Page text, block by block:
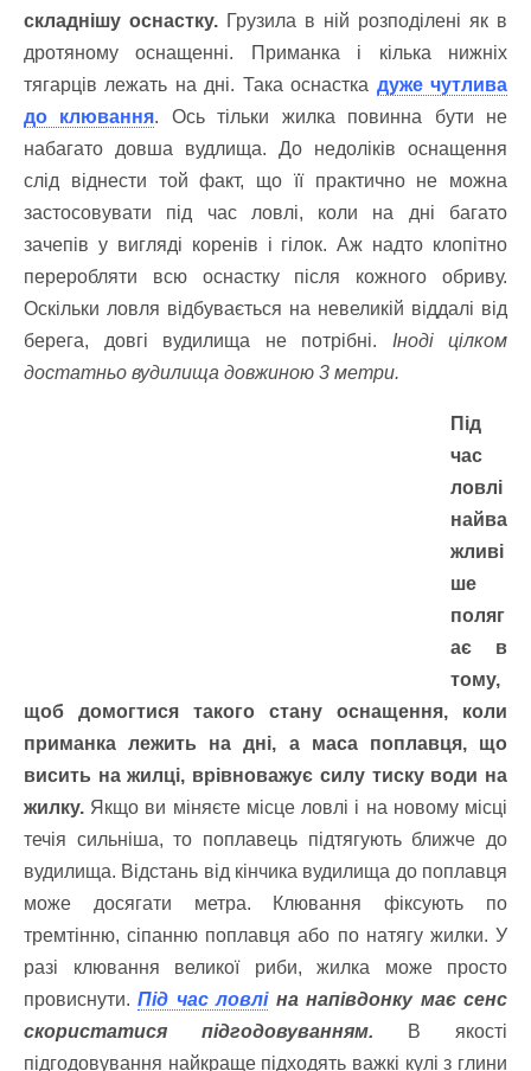
складнішу оснастку. Грузила в ній розподілені як в
дротяному оснащенні. Приманка і кілька нижніх
тягарців лежать на дні. Така оснастка дуже чутлива
до клювання. Ось тільки жилка повинна бути не
набагато довша вудлища. До недоліків оснащення
слід віднести той факт, що її практично не можна
застосовувати під час ловлі, коли на дні багато
зачепів у вигляді коренів і гілок. Аж надто клопітно
переробляти всю оснастку після кожного обриву.
Оскільки ловля відбувається на невеликій віддалі від
берега, довгі вудилища не потрібні. Іноді цілком
достатньо вудилища довжиною 3 метри.
Під
час
ловлі
найва
жливі
ше
поляг
ає в
тому,
щоб домогтися такого стану оснащення, коли
приманка лежить на дні, а маса поплавця, що
висить на жилці, врівноважує силу тиску води на
жилку. Якщо ви міняєте місце ловлі і на новому місці
течія сильніша, то поплавець підтягують ближче до
вудилища. Відстань від кінчика вудилища до поплавця
може досягати метра. Клювання фіксують по
тремтінню, сіпанню поплавця або по натягу жилки. У
разі клювання великої риби, жилка може просто
провиснути.Під час ловліна напівдонку має сенс
скористатися підгодовуванням. В якості
підгодовування найкраще підходять важкі кулі з глини